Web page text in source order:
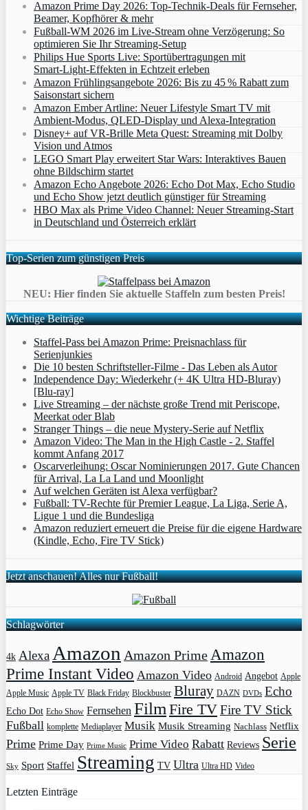
Amazon Prime Day 2026: Top-Technik-Deals für Fernseher,
Beamer, Kopfhörer & mehr
Fußball-WM 2026 im Live-Stream ohne Verzögerung: So
optimieren Sie Ihr Streaming-Setup
Philips Hue Sports Live: Sportübertragungen mit
Smart‑Light‑Effekten in Echtzeit erleben
Amazon Frühlingsangebote 2026: Bis zu 45 % Rabatt zum
Saisonstart sichern
Amazon Ember Artline: Neuer Lifestyle Smart TV mit
Ambient‑Modus, QLED‑Display und Alexa‑Integration
Disney+ auf VR-Brille Meta Quest: Streaming mit Dolby
Vision und Atmos
LEGO Smart Play erweitert Star Wars: Interaktives Bauen
ohne Bildschirm startet
Amazon Echo Angebote 2026: Echo Dot Max, Echo Studio
und Echo Show jetzt deutlich günstiger für Streaming
HBO Max als Prime Video Channel: Neuer Streaming‑Start
in Deutschland und Österreich erklärt
Top-Serien zum günstigen Preis
NEU: Hier finden Sie aktuelle Staffeln zum besten Preis!
Wichtige Beiträge
Staffel-Pass bei Amazon Prime: Preisnachlass für
Serienjunkies
Die 10 besten Schriftsteller-Filme - Das Leben als Autor
Independence Day: Wiederkehr (+ 4K Ultra HD-Bluray)
[Blu-ray]
Live Streaming – der nächste große Trend mit Periscope,
Meerkat oder Blab
Stranger Things – die neue Mystery-Serie auf Netflix
Amazon Video: The Man in the High Castle - 2. Staffel
kommt Anfang 2017
Oscarverleihung: Oscar Nominierungen 2017. Gute Chancen
für Arrival, La La Land und Moonlight
Auf welchen Geräten ist Alexa verfügbar?
Fußball: TV-Rechte für Premier League, La Liga, Serie A,
Ligue 1 und die Bundesliga
Amazon reduziert erneuert die Preise für die eigene Hardware
(Kindle, Echo, Fire TV Stick)
Jetzt anschauen! Alles nur Fußball!
Schlagwörter
4k Alexa Amazon Amazon Prime Amazon
Prime Instant Video Amazon Video Android Angebot Apple
Apple Music Apple TV Black Friday Blockbuster Bluray DAZN DVDs Echo
Echo Dot Echo Show Fernsehen Film Fire TVFire TV Stick
Fußball komplette Mediaplayer Musik Musik Streaming Nachlass Netflix
Prime Prime Day Prime Music Prime Video Rabatt Reviews Serie
Sky Sport Staffel Streaming TV Ultra Ultra HD Video
Letzten Einträge